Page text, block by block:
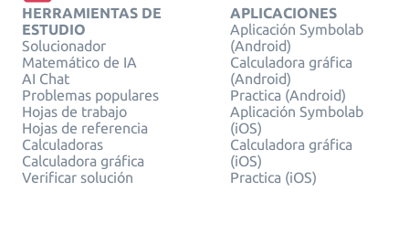
HERRAMIENTAS DE
ESTUDIO
Solucionador
Matemático de IA
AI Chat
Problemas populares
Hojas de trabajo
Hojas de referencia
Calculadoras
Calculadora gráfica
Verificar solución
APLICACIONES
Aplicación Symbolab
(Android)
Calculadora gráfica
(Android)
Practica (Android)
Aplicación Symbolab
(iOS)
Calculadora gráfica
(iOS)
Practica (iOS)